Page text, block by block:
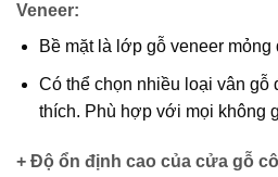
Veneer:
Bề mặt là lớp gỗ veneer mỏng
Có thể chọn nhiều loại vân gỗ
thích. Phù hợp với mọi không
+ Độ ổn định cao của cửa gỗ